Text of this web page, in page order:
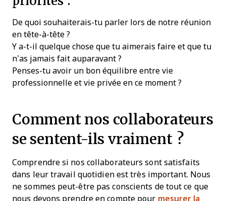
De quoi souhaiterais-tu parler lors de notre réunion
en tête-à-tête ?
Y a-t-il quelque chose que tu aimerais faire et que tu
n’as jamais fait auparavant ?
Penses-tu avoir un bon équilibre entre vie
professionnelle et vie privée en ce moment ?
Comment nos collaborateurs
se sentent-ils vraiment ?
Comprendre si nos collaborateurs sont satisfaits
dans leur travail quotidien est très important. Nous
ne sommes peut-être pas conscients de tout ce que
nous devons prendre en compte pour mesurer la